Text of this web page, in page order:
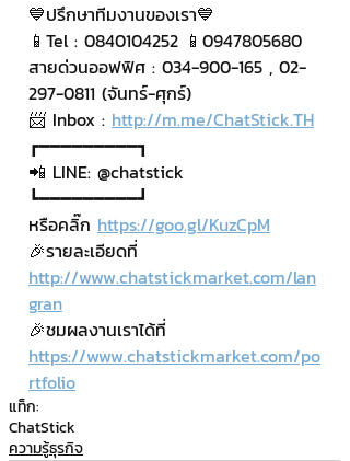
💙ปรึกษาทีมงานของเรา💙
📱Tel : 0840104252 📱0947805680
สายด่วนออฟฟิศ : 034-900-165 , 02-
297-0811 (จันทร์-ศุกร์)
📨 Inbox : http://m.me/ChatStick.TH
┏━━━━━━━━━┓
📲 LINE: @chatstick
┗━━━━━━━━━┛
หรือคลิ๊ก https://goo.gl/KuzCpM
🎉รายละเอียดที่
http://www.chatstickmarket.com/lan
gran
🎉ชมผลงานเราได้ที่
https://www.chatstickmarket.com/po
rtfolio
แท็ก:
ChatStick
ความรู้ธุรกิจ